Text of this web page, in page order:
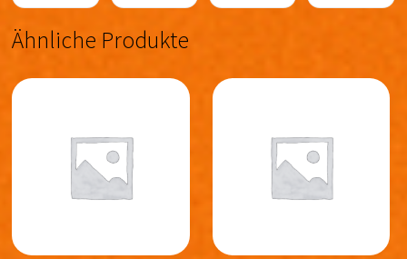
Ähnliche Produkte